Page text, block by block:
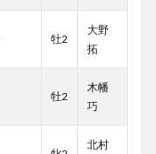
牡2
大野
拓
牡2
木幡
巧
北村